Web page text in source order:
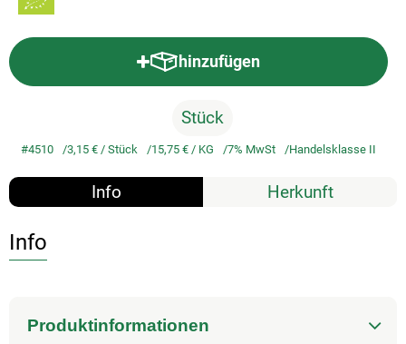
hinzufügen
Produkt zum Warenkorb
Stück
#4510 3,15 € / Stück 15,75 € / KG 7% MwSt Handelsklasse II
Info Herkunft
Info
Produktinformationen